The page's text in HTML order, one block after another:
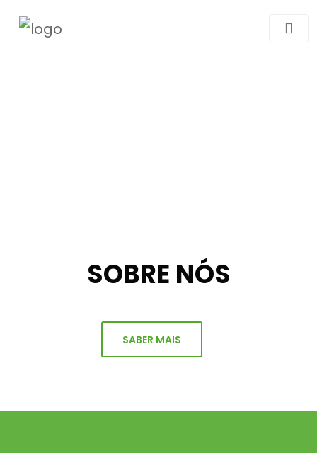
SOBRE NÓS
SABER MAIS